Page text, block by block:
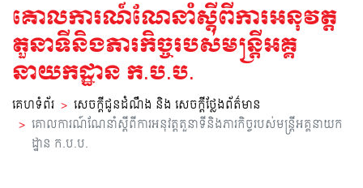
ឈ្មោះ ស្វែងរក
គោលការណ៍ណែនាំស្តីពីការអនុវត្ត
តួនាទីនិងភារកិច្ចរបស់មន្រ្តីអគ្គ
នាយកដ្ឋាន ក.ប.ប.
គេហទំព័រ
សេចក្តីជូនដំណឹង និង សេចក្តីថ្លែងព័ត៌មាន
គោលការណ៍ណែនាំស្តីពីការអនុវត្តតួនាទីនិងភារកិច្ចរបស់មន្រ្តីអគ្គនាយក
ដ្ឋាន ក.ប.ប.